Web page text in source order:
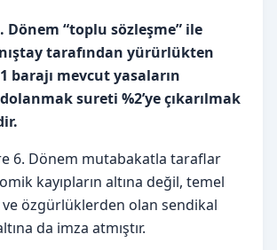
Dönem “toplu sözleşme” ile
tarafından yürürlükten
barajı mevcut yasaların
sureti %2’ye çıkarılmak
6. Dönem mutabakatla taraflar
kayıpların altına değil, temel
özgürlüklerden olan sendikal
da imza atmıştır.